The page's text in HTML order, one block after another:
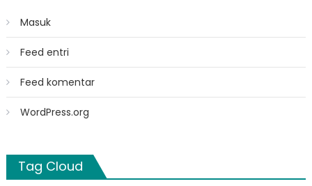
Masuk
Feed entri
Feed komentar
WordPress.org
Tag Cloud